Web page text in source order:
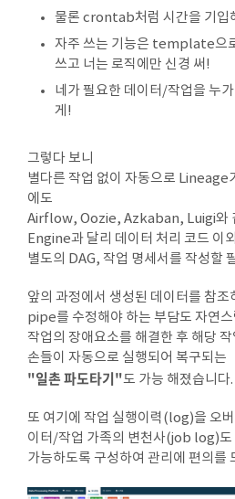
등 조
물론 crontab처럼 시간을 기입
자주 쓰는 기능은 template으
쓰고 너는 로직에만 신경 써!
네가 필요한 데이터/작업을 누
게!
그렇다 보니
별다른 작업 없이 자동으로 Lineage
에도
Airflow, Oozie, Azkaban, Luigi와
Engine과 달리 데이터 처리 코드 이
별도의 DAG, 작업 명세서를 작성할
앞의 과정에서 생성된 데이터를 참조
pipe를 수정해야 하는 부담도 자연
작업의 장애요소를 해결한 후 해당
손들이 자동으로 실행되어 복구되는
"일촌 파도타기"도 가능 해졌습니다.
또 여기에 작업 실행이력(log)을 오버
이터/작업 가족의 변천사(job log)
가능하도록 구성하여 관리에 편의를